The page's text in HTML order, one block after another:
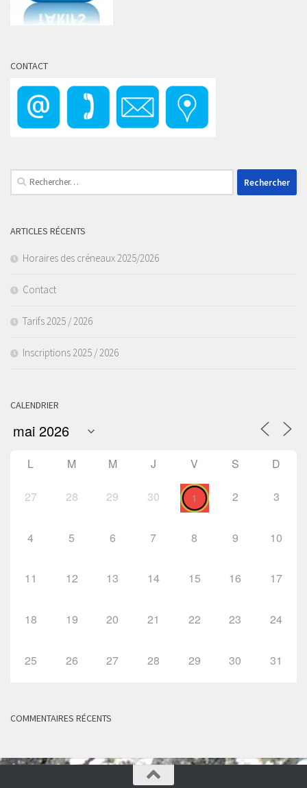
CONTACT
Rechercher :
ARTICLES RÉCENTS
Horaires des créneaux 2025/2026
Contact
Tarifs 2025 / 2026
Inscriptions 2025 / 2026
CALENDRIER
L M M J V S D
27 28 29 30 1 2 3
4 5 6 7 8 9 10
11 12 13 14 15 16 17
18 19 20 21 22 23 24
25 26 27 28 29 30 31
COMMENTAIRES RÉCENTS